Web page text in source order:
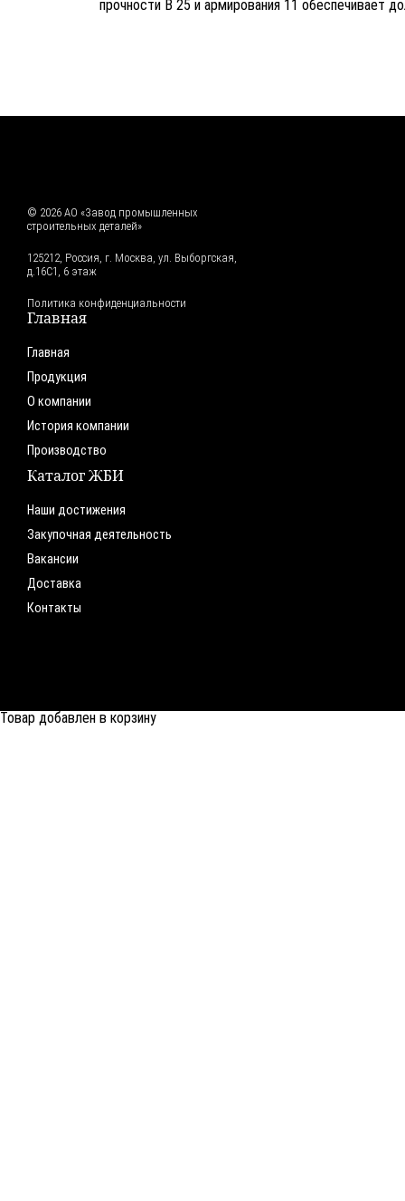
прочности В 25 и армирования 11 обеспечивает
© 2026 АО «Завод промышленных
строительных деталей»
125212, Россия, г. Москва, ул. Выборгская,
д.16С1, 6 этаж
Политика конфиденциальности
Главная
Главная
Продукция
О компании
История компании
Производство
Каталог ЖБИ
Наши достижения
Закупочная деятельность
Вакансии
Доставка
Контакты
Товар добавлен в корзину